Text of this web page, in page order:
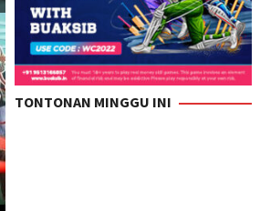
TONTONAN MINGGU INI